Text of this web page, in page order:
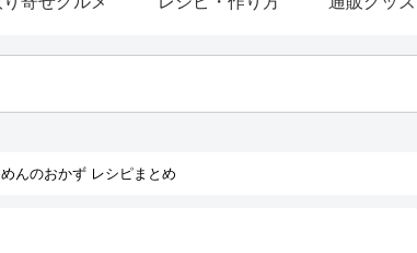
んのおかず レシピまとめ